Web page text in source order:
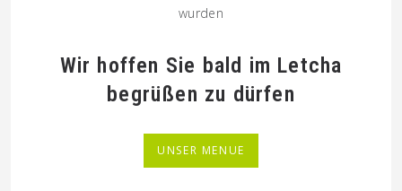
wurden
Wir hoffen Sie bald im Letcha
begrüßen zu dürfen
UNSER MENUE